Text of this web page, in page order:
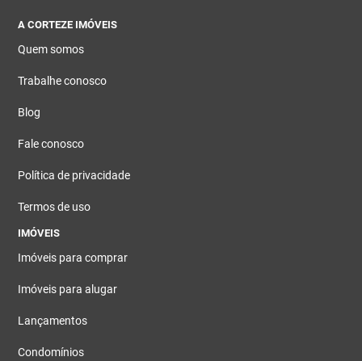
A CORTEZE IMÓVEIS
Quem somos
Trabalhe conosco
Blog
Fale conosco
Política de privacidade
Termos de uso
IMÓVEIS
Imóveis para comprar
Imóveis para alugar
Lançamentos
Condomínios